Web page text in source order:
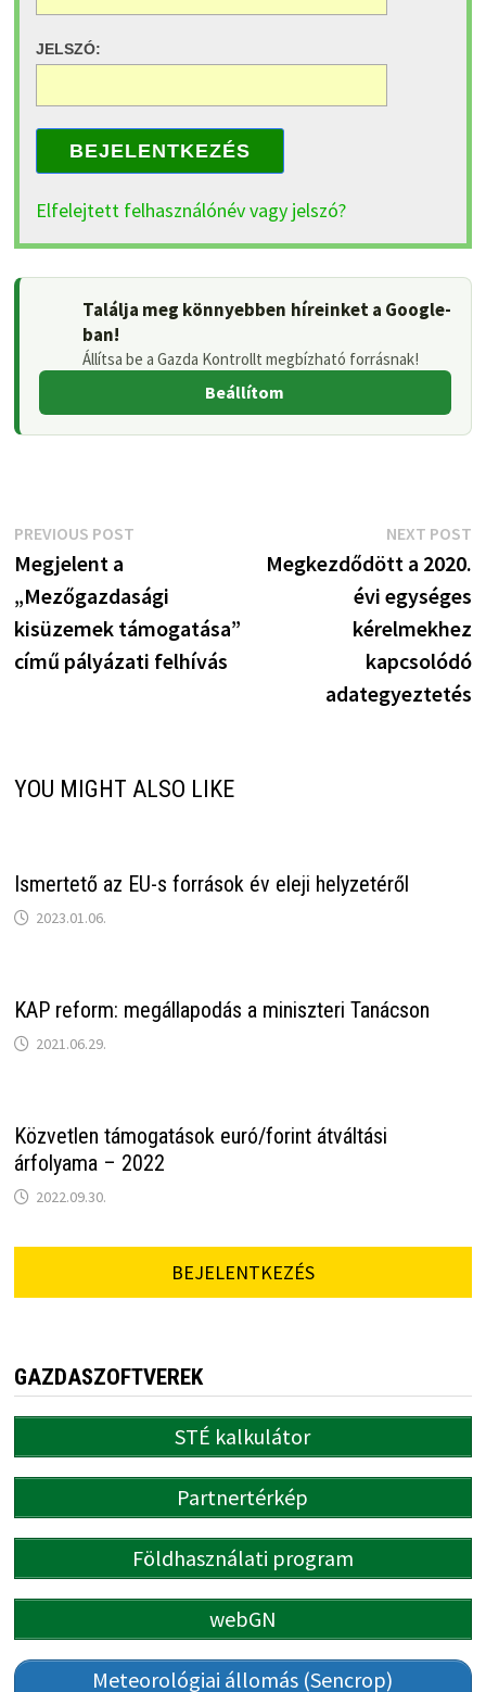
JELSZÓ:
BEJELENTKEZÉS
Elfelejtett felhasználónév vagy jelszó?
Találja meg könnyebben híreinket a Google-
ban!
Állítsa be a Gazda Kontrollt megbízható forrásnak!
Beállítom
Bejegyzés
navigáció
PREVIOUS POSTPrevious
Megjelent a
„Mezőgazdasági
kisüzemek támogatása”
című pályázati felhívás
NEXT POST
Megkezdődött a 2020.
évi egységes
kérelmekhez
kapcsolódó
adategyeztetés
YOU MIGHT ALSO LIKE
Ismertető az EU-s források év eleji helyzetéről
2023.01.06.
KAP reform: megállapodás a miniszteri Tanácson
2021.06.29.
Közvetlen támogatások euró/forint átváltási
árfolyama – 2022
2022.09.30.
BEJELENTKEZÉS
GAZDASZOFTVEREK
STÉ kalkulátor
Partnertérkép
Földhasználati program
webGN
Meteorológiai állomás (Sencrop)